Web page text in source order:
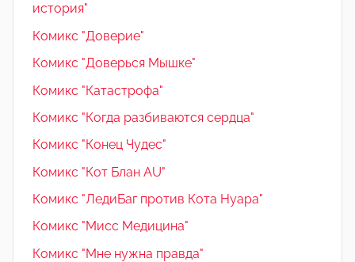
история"
Комикс "Доверие"
Комикс "Доверься Мышке"
Комикс "Катастрофа"
Комикс "Когда разбиваются сердца"
Комикс "Конец Чудес"
Комикс "Кот Блан AU"
Комикс "ЛедиБаг против Кота Нуара"
Комикс "Мисс Медицина"
Комикс "Мне нужна правда"